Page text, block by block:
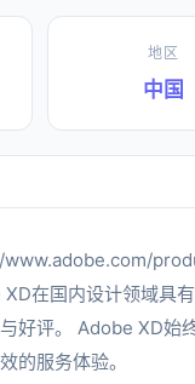
地区
中国
www.adobe.com/
在国内设计领域具
好评。 Adobe XD始
的服务体验。